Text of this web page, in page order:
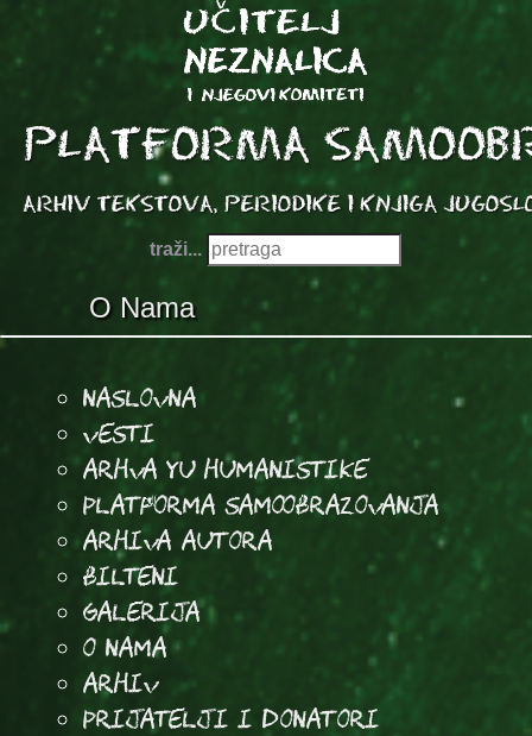
traži...
O Nama
Naslovna
Vesti
Arhva YU Humanistike
Platforma samoobrazovanja
arhiva autora
Bilteni
Galerija
O Nama
Arhiv
Prijatelji i donatori